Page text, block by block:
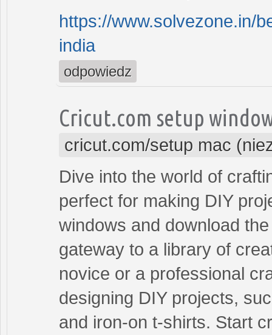
https://www.solvezone.in/
india
odpowiedz
Cricut.com setup
cricut.com/setup mac
Dive into the world of
perfect for making DIY
windows and download
gateway to a library of
novice or a professional
designing DIY projects,
and iron-on t-shirts. Start